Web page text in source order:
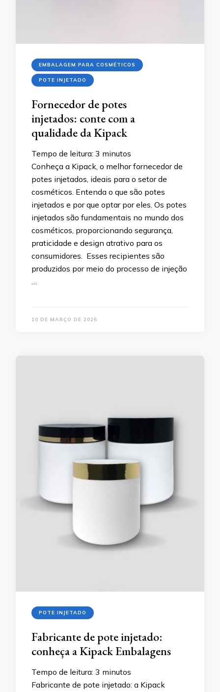
EMBALAGEM PARA COSMÉTICOS
POTE INJETADO
Fornecedor de potes
injetados: conte com a
qualidade da Kipack
Tempo de leitura: 3 minutos
Conheça a Kipack, o melhor fornecedor de
potes injetados, ideais para o setor de
cosméticos. Entenda o que são potes
injetados e por que optar por eles. Os potes
injetados são fundamentais no mundo dos
cosméticos, proporcionando segurança,
praticidade e design atrativo para os
consumidores. Esses recipientes são
produzidos por meio do processo de injeção
…
10 DE MARÇO DE 2025
POTE INJETADO
Fabricante de pote injetado:
conheça a Kipack Embalagens
Tempo de leitura: 3 minutos
Fabricante de pote injetado: a Kipack